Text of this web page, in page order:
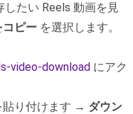
たい Reels 動画を見
コピー を選択します。
video-download にアク
貼り付けます → ダウン